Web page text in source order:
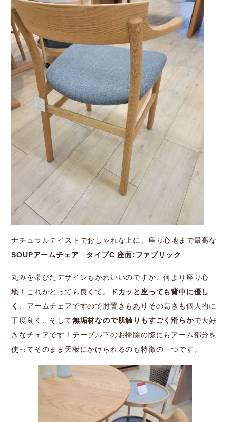
ナチュラルテイストでおしゃれな上に、座り心地まで最高な
SOUPアームチェア タイプC 座面:ファブリック
丸みを帯びたデザインもかわいいのですが、何より座り心
地！これがとっても良くて。
ドカッと座っても背中に優し
く
、アームチェアですので肘置きもありその高さも個人的に
丁度良く、そして無垢材なので肌触りもすごく滑らかで大好
きなチェアです！テーブル下のお掃除の際にもアーム部分を
使ってそのまま天板にかけられるのも特徴の一つです。